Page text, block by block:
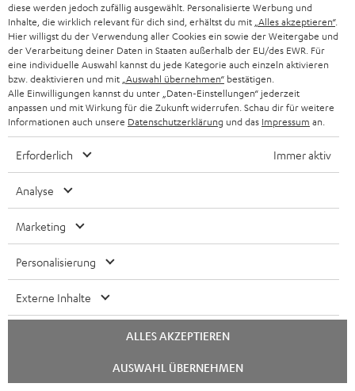
Elementen sowie bei digitalen Leistungen haftet Teufel
Lautsprecher auch dafür, dass Ihnen als Verbraucher während der
nachstehenden Zeiträume – nach vorheriger Information – jene
Aktualisierungen zur Verfügung gestellt werden, die notwendig
sind, damit die Ware oder die digitale Leistung weiterhin dem
Vertrag entspricht. Das gilt nicht, soweit Sie als Verbraucher bei
Vertragsabschluss einer Abweichung von der Aktualisierungspflicht
Abweichung eigens in Kenntnis gesetzt wurden. Die gesetzliche
digitale Leistung nach dem Vertrag einmal oder mehrmals einzeln
bereitzustellen ist, während des Zeitraums, den Sie als
digitaler Elemente beziehungsweise der digitalen Leistung und
unter Berücksichtigung der Umstände und der Art des Vertrags
vernünftigerweise erwarten können, oder wenn die digitale
Leistung nach dem Vertrag fortlaufend über einen bestimmten
oder unbestimmten Zeitraum bereitzustellen ist, während der
digitalen Elementen jedoch mindestens für zwei Jahre nach deren
diese werden jedoch zufällig ausgewählt. Personalisierte Werbung und
Inhalte, die wirklich relevant für dich sind, erhältst du mit „Alles akzeptieren“.
Hier willigst du der Verwendung aller Cookies ein sowie der Weitergabe und
der Verarbeitung deiner Daten in Staaten außerhalb der EU/des EWR. Für
eine individuelle Auswahl kannst du jede Kategorie auch einzeln aktivieren
bzw. deaktivieren und mit „Auswahl übernehmen“ bestätigen.
Alle Einwilligungen kannst du unter „Daten-Einstellungen“ jederzeit
anpassen und mit Wirkung für die Zukunft widerrufen. Schau dir für weitere
Informationen auch unsere Datenschutzerklärung und das Impressum an.
Erforderlich Immer aktiv
Analyse
Marketing
Personalisierung
Externe Inhalte
ALLES AKZEPTIEREN
AUSWAHL ÜBERNEHMEN